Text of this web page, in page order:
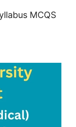
MCQS